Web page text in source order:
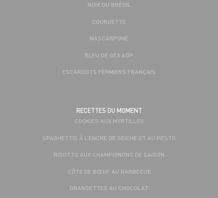
NOIX DU BRÉSIL
COURGETTE
MASCARPONE
BLEU DE GEX AOP
ESCARGOTS FERMIERS FRANÇAIS
RECETTES DU MOMENT
COOKIES AUX MYRTILLES
SPAGHETTIS À L’ENCRE DE SEICHE ET AU PESTO
RISOTTO AUX CHAMPIGNONS DE SAISON
CÔTE DE BŒUF AU BARBECUE
ORANGETTES AU CHOCOLAT